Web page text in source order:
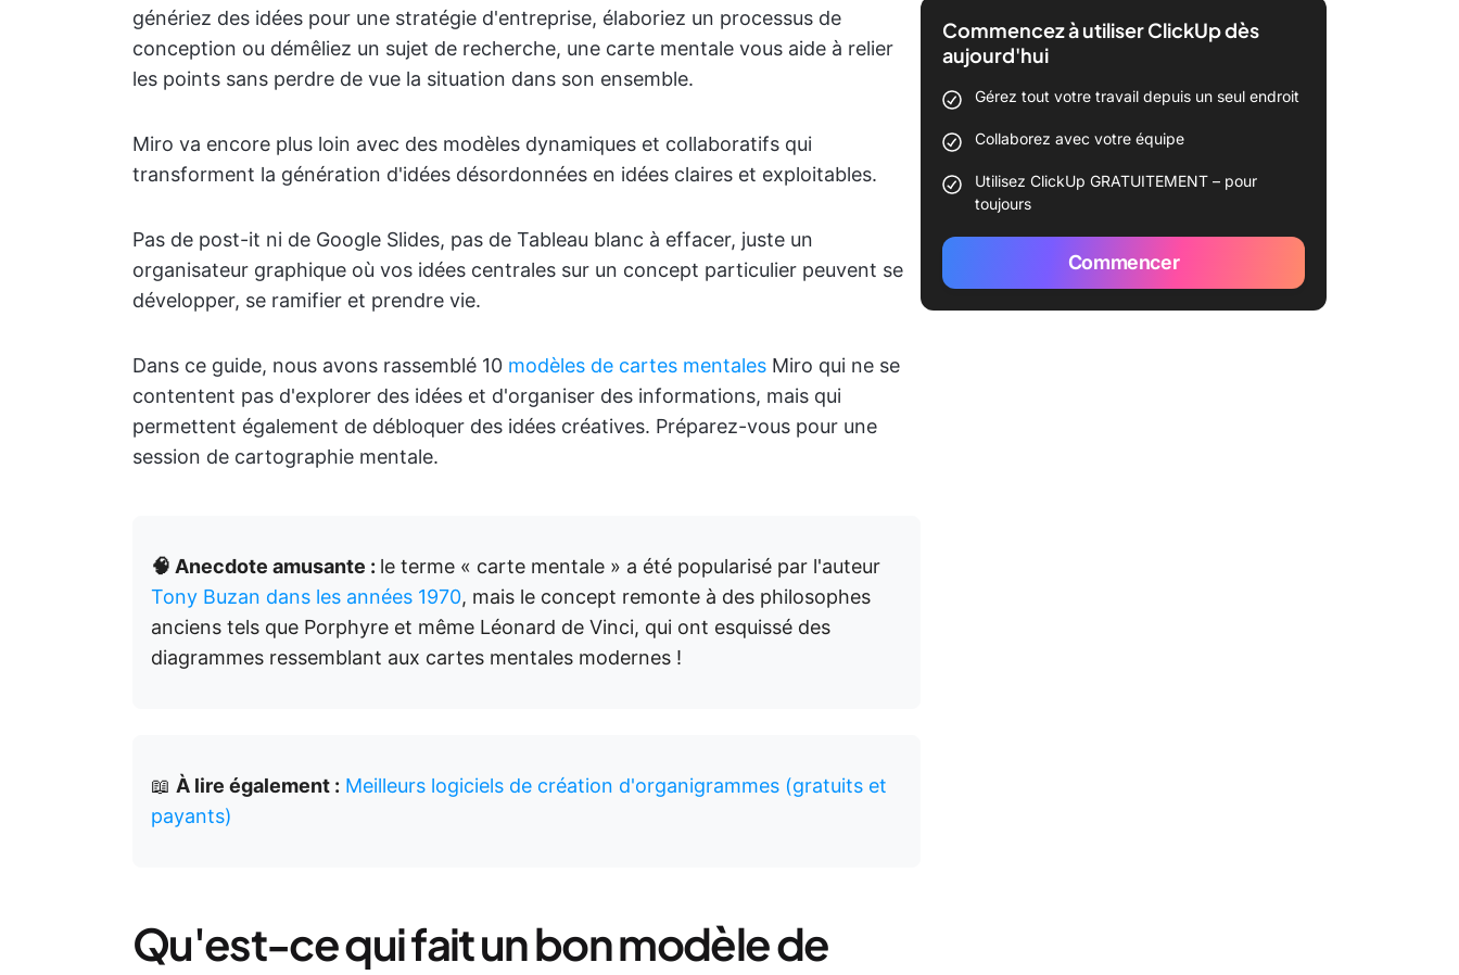
génériez des idées pour une stratégie d'entreprise, élaboriez un processus de
conception ou démêliez un sujet de recherche, une carte mentale vous aide à relier
les points sans perdre de vue la situation dans son ensemble.
Miro va encore plus loin avec des modèles dynamiques et collaboratifs qui
transforment la génération d'idées désordonnées en idées claires et exploitables.
Pas de post-it ni de Google Slides, pas de Tableau blanc à effacer, juste un
organisateur graphique où vos idées centrales sur un concept particulier peuvent se
développer, se ramifier et prendre vie.
Dans ce guide, nous avons rassemblé 10 modèles de cartes mentales Miro qui ne se
contentent pas d'explorer des idées et d'organiser des informations, mais qui
permettent également de débloquer des idées créatives. Préparez-vous pour une
session de cartographie mentale.
🧠 Anecdote amusante : le terme « carte mentale » a été popularisé par l'auteur
Tony Buzan dans les années 1970, mais le concept remonte à des philosophes
anciens tels que Porphyre et même Léonard de Vinci, qui ont esquissé des
diagrammes ressemblant aux cartes mentales modernes !
📖 À lire également : Meilleurs logiciels de création d'organigrammes (gratuits et
payants)
Qu'est-ce qui fait un bon modèle de
Commencez à utiliser ClickUp dès
aujourd'hui
Gérez tout votre travail depuis un seul endroit
Collaborez avec votre équipe
Utilisez ClickUp GRATUITEMENT – pour
toujours
Commencer